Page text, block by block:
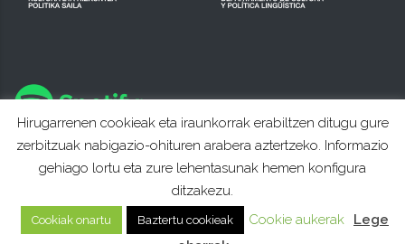
Hirugarrenen cookieak eta iraunkorrak erabiltzen ditugu gure
zerbitzuak nabigazio-ohituren arabera aztertzeko. Informazio
gehiago lortu eta zure lehentasunak hemen konfigura
ditzakezu.
Cookiak onartu Baztertu cookieak Cookie aukerak
Lege